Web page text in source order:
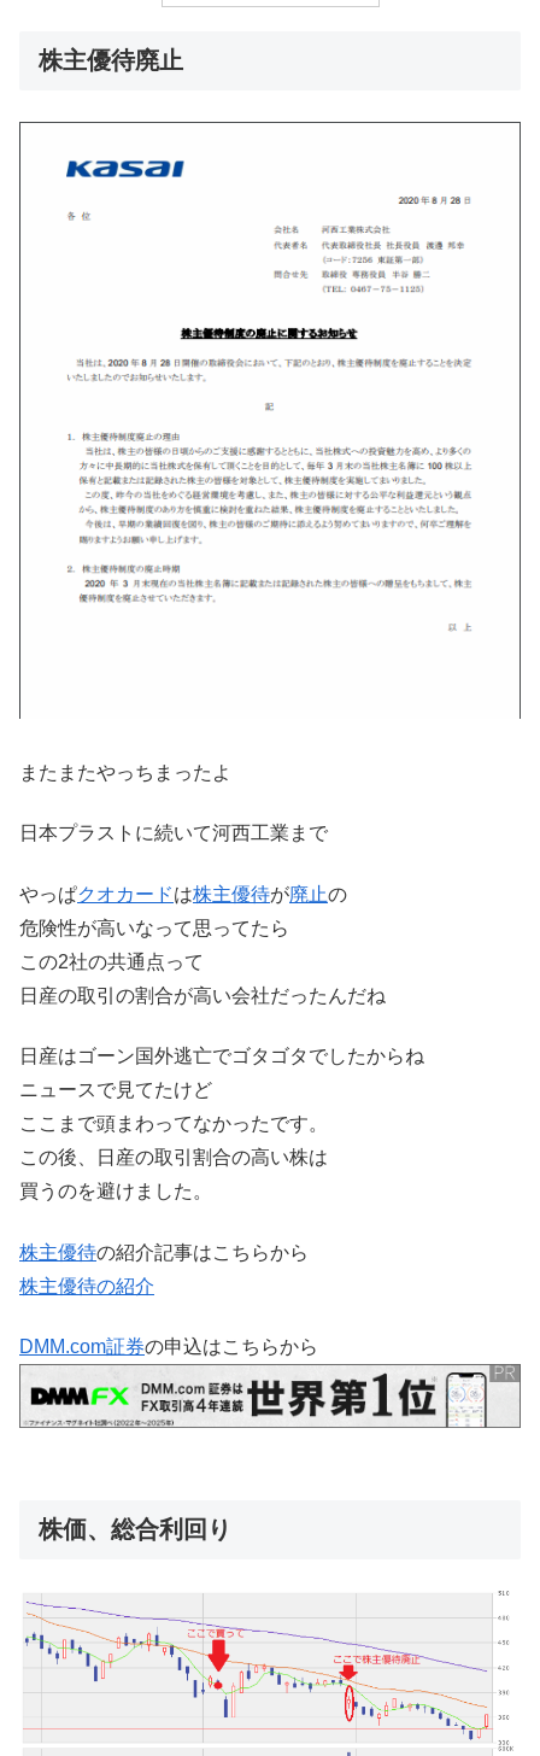
株主優待廃止
またまたやっちまったよ
日本プラストに続いて河西工業まで
やっぱクオカードは株主優待が廃止の
危険性が高いなって思ってたら
この2社の共通点って
日産の取引の割合が高い会社だったんだね
日産はゴーン国外逃亡でゴタゴタでしたからね
ニュースで見てたけど
ここまで頭まわってなかったです。
この後、日産の取引割合の高い株は
買うのを避けました。
株主優待の紹介記事はこちらから
株主優待の紹介
DMM.com証券の申込はこちらから
株価、総合利回り